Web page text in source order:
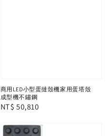
商用LED小型蛋撻殼機家用蛋塔殼
成型機不鏽鋼
Regular
NT$ 50,810